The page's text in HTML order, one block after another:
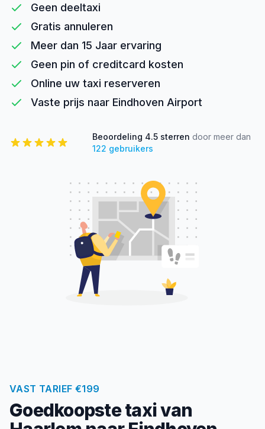
Geen deeltaxi
Gratis annuleren
Meer dan 15 Jaar ervaring
Geen pin of creditcard kosten
Online uw taxi reserveren
Vaste prijs naar Eindhoven Airport
Beoordeling 4.5 sterren door meer dan
122 gebruikers
VAST TARIEF €199
Goedkoopste taxi van